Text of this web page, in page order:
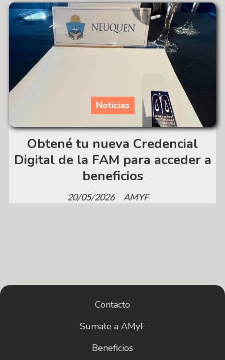
Obtené tu nueva Credencial
Digital de la FAM para acceder a
beneficios
AMYF
Noticias
20/05/2026
Contacto
Sumate a AMyF
Beneficios